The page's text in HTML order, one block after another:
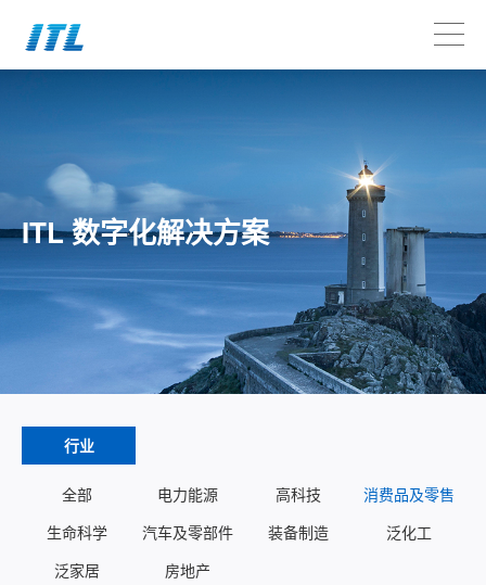
ITL 数字化解决方案
行业
全部 电力能源 高科技
消费品及零售
生命科学
汽车及零部件 装备制造
泛化工
泛家居
房地产